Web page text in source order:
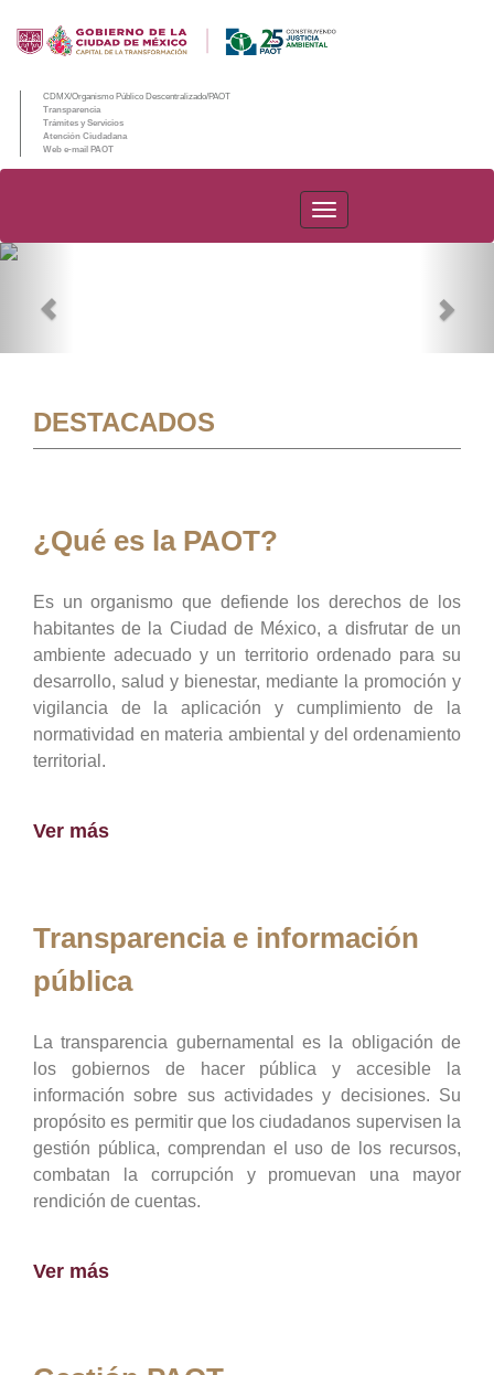
CDMX/Organismo Público Descentralizado/PAOT
Transparencia
Trámites y Servicios
Atención Ciudadana
Web e-mail PAOT
PAOT
DESTACADOS
¿Qué es la PAOT?
Es un organismo que defiende los derechos de los
habitantes de la Ciudad de México, a disfrutar de un
ambiente adecuado y un territorio ordenado para su
desarrollo, salud y bienestar, mediante la promoción y
vigilancia de la aplicación y cumplimiento de la
normatividad en materia ambiental y del ordenamiento
territorial.
Ver más
Transparencia e información
pública
La transparencia gubernamental es la obligación de
los gobiernos de hacer pública y accesible la
información sobre sus actividades y decisiones. Su
propósito es permitir que los ciudadanos supervisen la
gestión pública, comprendan el uso de los recursos,
combatan la corrupción y promuevan una mayor
rendición de cuentas.
Ver más